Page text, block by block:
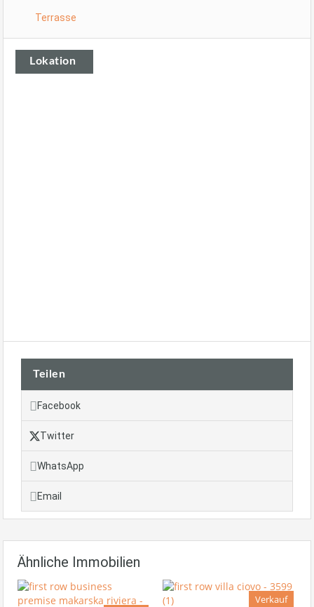
Terrasse
Lokation
Teilen
Facebook
Twitter
WhatsApp
Email
Ähnliche Immobilien
Verkauf